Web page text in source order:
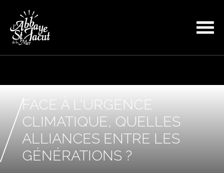
FACE À L'URGENCE
CLIMATIQUE, QUELLES
ALLIANCES ENTRE LES
GÉNÉRATIONS ?